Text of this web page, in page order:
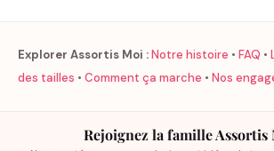
Explorer Assortis Moi :Notre histoire • FAQ •
des tailles • Comment ça marche • Nos
Rejoignez la famille Assortis